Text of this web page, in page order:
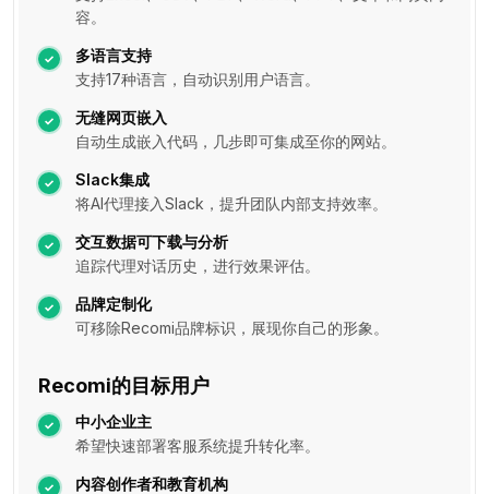
容。
多语言支持
支持17种语言，自动识别用户语言。
无缝网页嵌入
自动生成嵌入代码，几步即可集成至你的网站。
Slack集成
将AI代理接入Slack，提升团队内部支持效率。
交互数据可下载与分析
追踪代理对话历史，进行效果评估。
品牌定制化
可移除Recomi品牌标识，展现你自己的形象。
Recomi的目标用户
中小企业主
希望快速部署客服系统提升转化率。
内容创作者和教育机构